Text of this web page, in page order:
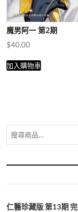
魔男阿一 第2期
$40.00
加入購物車
仁醫珍藏版 第13期 完